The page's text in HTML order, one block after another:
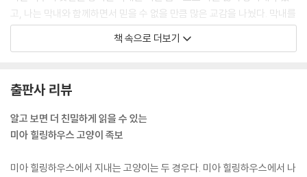
고, 나는 막내와 함께하면서 믿을 수 없을 만큼 많은 교감을 나눴다. 막내를
안고 있으면 하루에도 몇 번씩이나 옷을 갈아입어야 했는데, 그런데도 나
는 마지막까지 막내를 충분히 안아 주려고 애썼다. 지금도 막내가 내 말에
아프거나 나이 든 고양이들은 자연스럽게 혼자가 되곤 하는데 손녀딸을 돌
보는 할머니와 할머니 곁을 지키는 손녀처럼 둘은 밤새도록 함께한다. 비
--- p.98
책 속으로 더보기
출판사 리뷰
알고 보면 더 친밀하게 읽을 수 있는
미아 힐링하우스 고양이 족보
미아 힐링하우스에서 지내는 고양이는 두 경우다. 미아 힐링하우스에서 나